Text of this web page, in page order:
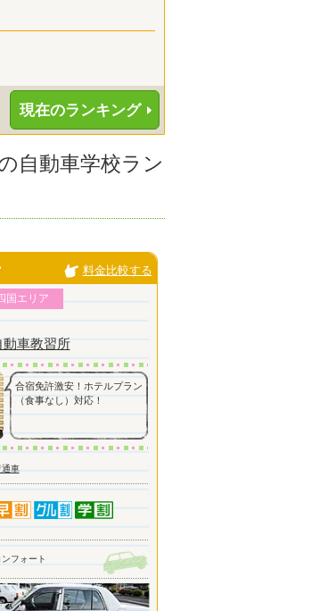
現在のランキング
自動車学校ラン
料金比較する
国エリア
動車教習所
合宿免許激安！ホテルプラン
（食事なし）対応！
通車
ンフォート